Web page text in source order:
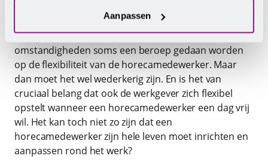
Aanpassen
en zien we steeds vaker dat dit niet gebeurt..
Natuurlijk kan er in de huidige lastige
omstandigheden soms een beroep gedaan worden
op de flexibiliteit van de horecamedewerker. Maar
dan moet het wel wederkerig zijn. En is het van
cruciaal belang dat ook de werkgever zich flexibel
opstelt wanneer een horecamedewerker een dag vrij
wil. Het kan toch niet zo zijn dat een
horecamedewerker zijn hele leven moet inrichten en
aanpassen rond het werk?